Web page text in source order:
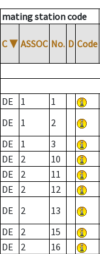
mating station code
C ▼ ASSOC No. D Code
DE 1 1
DE
1 2
DE
1 3
DE
2 10
DE
2 11
DE
2 12
DE
2 13
DE
2 15
DE
2 16